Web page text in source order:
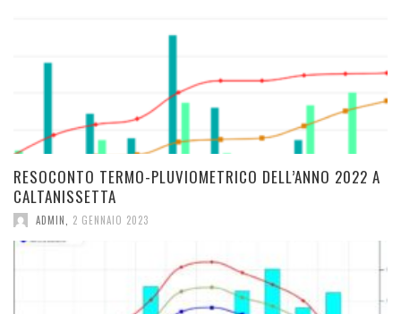
RESOCONTO TERMO-PLUVIOMETRICO DELL’ANNO 2022 A
CALTANISSETTA
ADMIN 2 GENNAIO 2023